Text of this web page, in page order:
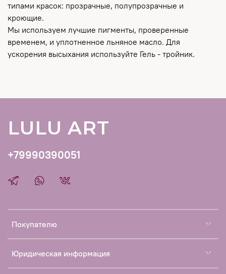
типами красок: прозрачные, полупрозрачные и
кроющие.
Мы используем лучшие пигменты, проверенные
временем, и уплотненное льняное масло. Для
ускорения высыхания используйте Гель - тройник.
Покупателю
Юридическая информация
+79990390051
LULU ART